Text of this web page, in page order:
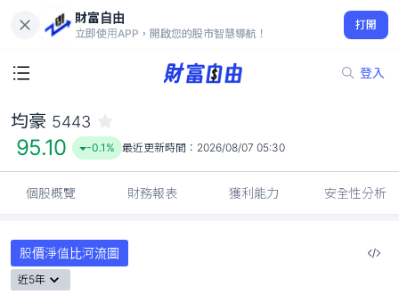
財富自由
立即使用APP，開啟您的股市智慧導航！
打開
登入
95.10
-0.1%
均豪 5443
95.10 -0.1% 最近更新時間： 2026/08/07 05:30
個股概覽 財務報表 獲利能力 安全性分析
股價淨值比河流圖
近5年